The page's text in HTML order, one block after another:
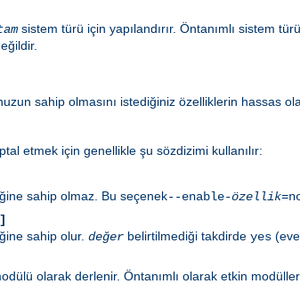
sistem türü için yapılandırır. Öntanımlı sistem türü
sahip olmasını istediğiniz özelliklerin hassas
etmek için genellikle şu sözdizimi kullanılır:
sahip olmaz. Bu seçenek--enable-özellik
]
sahip olur. değer belirtilmediği takdirde yes
olarak derlenir. Öntanımlı olarak etkin